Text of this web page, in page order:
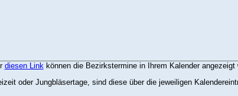
diesen Linkkönnen die Bezirkstermine in Ihrem Kalender angezeigt
oder Jungbläsertage, sind diese über die jeweiligen